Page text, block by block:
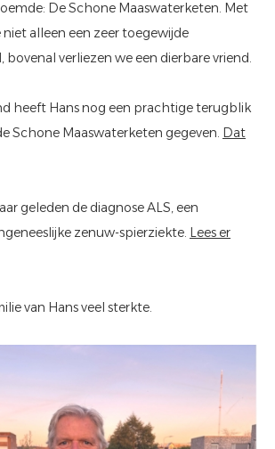
De Schone Maaswaterketen. Met
niet alleen een zeer toegewijde
bovenal verliezen we een dierbare vriend.
heeft Hans nog een prachtige terugblik
Schone Maaswaterketen gegeven. Dat
geleden de diagnose ALS, een
zenuw-spierziekte. Lees er
van Hans veel sterkte.